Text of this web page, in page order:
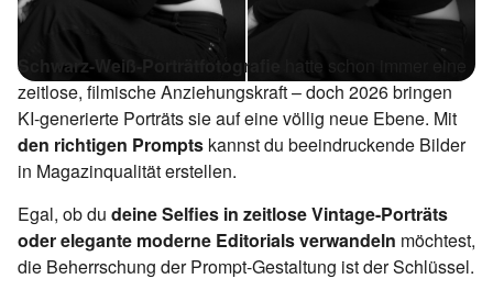
Schwarz-Weiß-Porträtfotografie
hatte schon immer eine
zeitlose, filmische Anziehungskraft – doch 2026 bringen
KI-generierte Porträts sie auf eine völlig neue Ebene. Mit
den richtigen Prompts kannst du beeindruckende Bilder
in Magazinqualität erstellen.
Egal, ob du deine Selfies in zeitlose Vintage-Porträts
oder elegante moderne Editorials verwandeln möchtest,
die Beherrschung der Prompt-Gestaltung ist der Schlüssel.